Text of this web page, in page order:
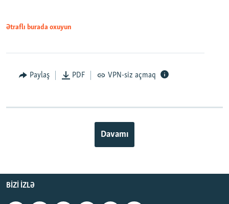
Ətraflı burada oxuyun
Paylaş PDF VPN-siz açmaq
Davamı
BIZI IZLƏ